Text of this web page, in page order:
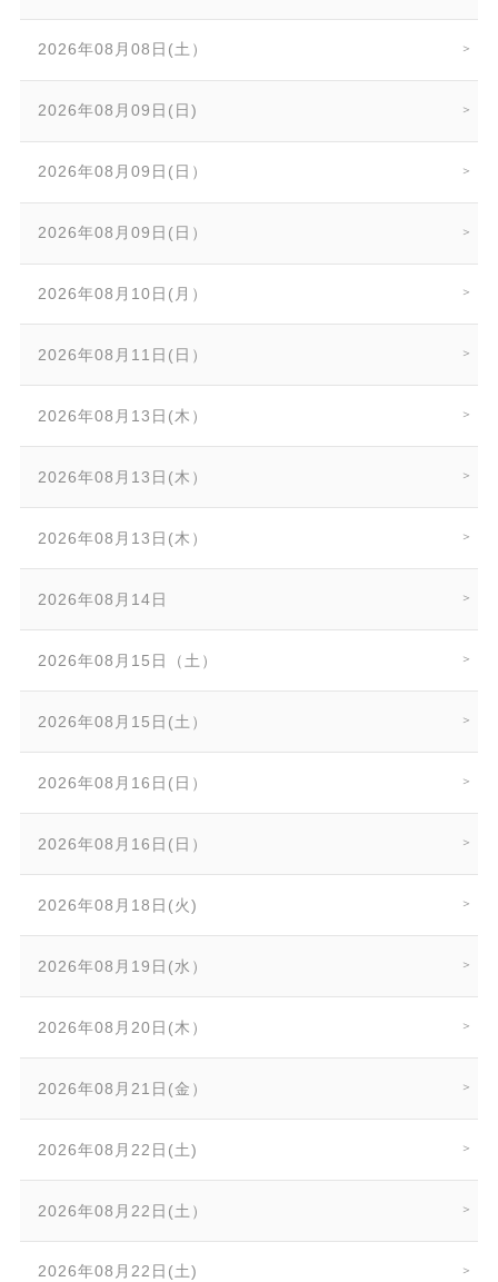
2026年08月08日(土）
2026年08月09日(日)
2026年08月09日(日）
2026年08月09日(日）
2026年08月10日(月）
2026年08月11日(日）
2026年08月13日(木）
2026年08月13日(木）
2026年08月13日(木）
2026年08月14日
2026年08月15日（土）
2026年08月15日(土）
2026年08月16日(日）
2026年08月16日(日）
2026年08月18日(火)
2026年08月19日(水）
2026年08月20日(木）
2026年08月21日(金）
2026年08月22日(土)
2026年08月22日(土）
2026年08月22日(土)